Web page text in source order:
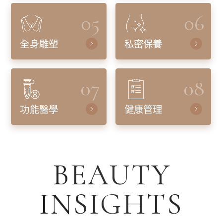
05
全身雕塑
06
私密保養
07
功能醫學
08
健康管理
BEAUTY
INSIGHTS